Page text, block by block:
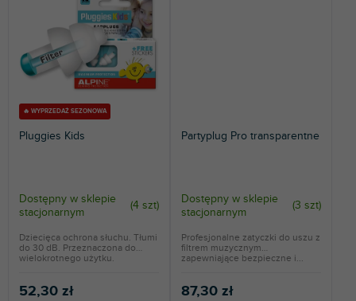
🔥 WYPRZEDAŻ SEZONOWA
Pluggies Kids
Dostępny w sklepie
stacjonarnym
(4 szt)
52,30 zł
Dziecięca ochrona słuchu. Tłumi
do 30 dB. Przeznaczona do
wielokrotnego użytku.
Partyplug Pro transparentne
Dostępny w sklepie
stacjonarnym
(3 szt)
87,30 zł
Profesjonalne zatyczki do uszu z
filtrem muzycznym
zapewniające bezpieczne i...